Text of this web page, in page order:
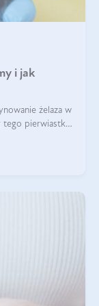
i jak
żelaza w
tego pierwiastka.